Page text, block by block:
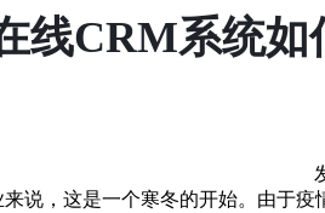
线CRM系统如
，这是一个寒冬的开始。由于疫